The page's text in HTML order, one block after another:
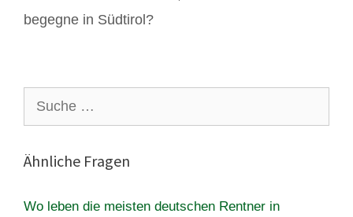
begegne in Südtirol?
nach:
Ähnliche Fragen
Wo leben die meisten deutschen Rentner in